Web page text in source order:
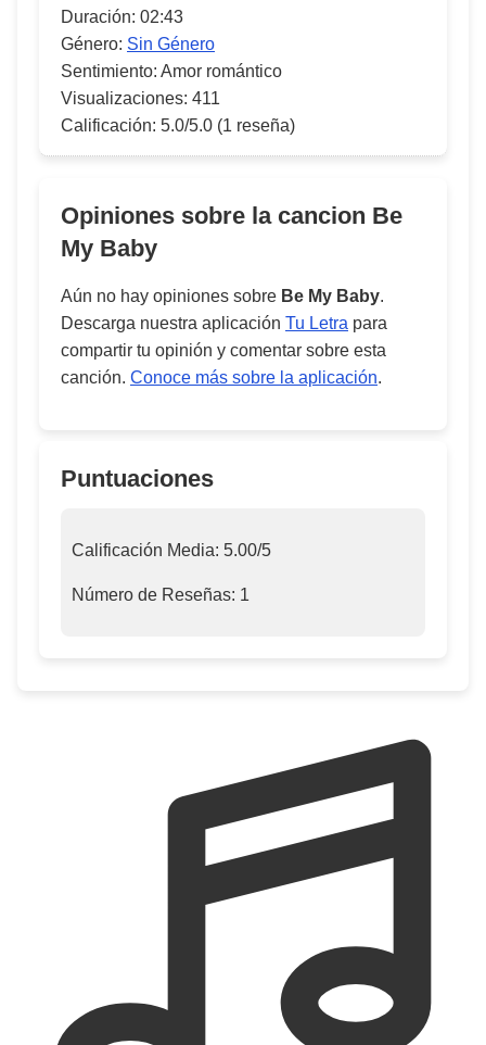
Duración: 02:43
Género: Sin Género
Sentimiento: Amor romántico
Visualizaciones: 411
Calificación: 5.0/5.0 (1 reseña)
Opiniones sobre la cancion Be
My Baby
Aún no hay opiniones sobre Be My Baby.
Descarga nuestra aplicación Tu Letra para
compartir tu opinión y comentar sobre esta
canción. Conoce más sobre la aplicación.
Puntuaciones
Calificación Media: 5.00/5
Número de Reseñas: 1